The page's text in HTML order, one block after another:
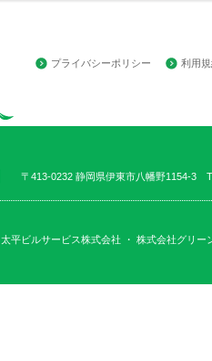
プライバシーポリシー 利用
〒413-0232 静岡県伊東市八幡野1154-3
太平ビルサービス株式会社 ・ 株式会社グリー